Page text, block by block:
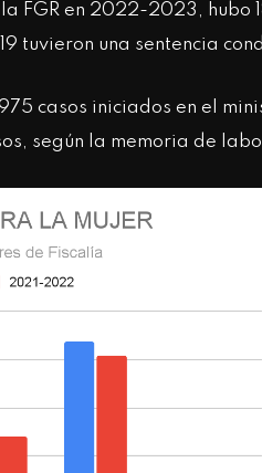
FGR en 2022-2023, hubo
tuvieron una sentencia
casos iniciados en el
según la memoria de